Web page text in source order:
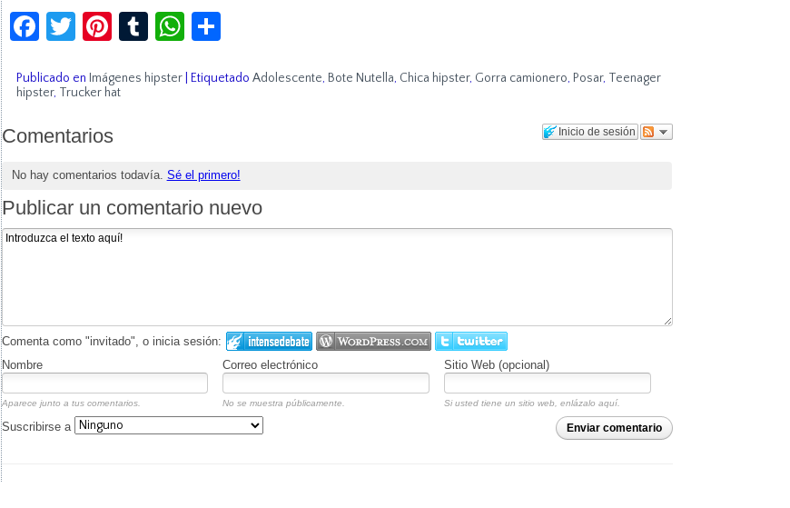
Facebook
Twitter
Pinterest
TumblrWhatsApp
Compartir
Publicado en Imágenes hipster| Etiquetado Adolescente, Bote Nutella, Chica hipster, Gorra camionero, Posar, Teenager
hipster, Trucker hat
Inicio de sesión
Comentarios
No hay comentarios todavía. Sé el primero!
Publicar un comentario nuevo
Comenta como "invitado", o inicia sesión:
Nombre
Correo electrónico Sitio Web (opcional)
Aparece junto a tus comentarios. No se muestra públicamente. Si usted tiene un sitio web, enlázalo aquí.
Enviar comentario
Suscribirse a